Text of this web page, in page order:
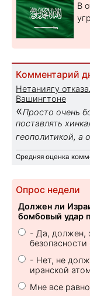
В
Комментарий
Нетаниягу
Вашингтоне
«Просто очень
поставлять
геополитикой, а
Средняя оценка
Опрос недели
Должен ли
бомбовый удар
- Да, должен,
безопасности
- Нет, не
иранской
Мне все равно